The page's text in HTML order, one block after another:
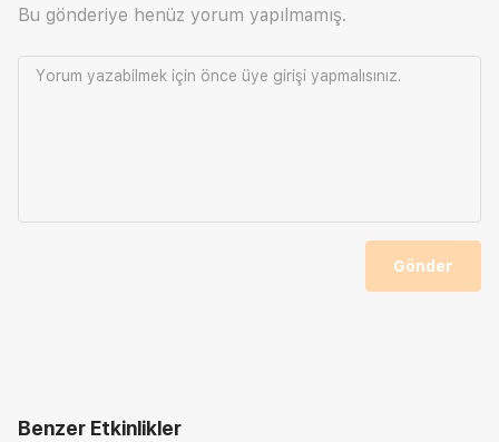
Bu gönderiye henüz yorum yapılmamış.
Yorum yazabilmek için önce üye girişi yapmalısınız.
Gönder
Benzer Etkinlikler